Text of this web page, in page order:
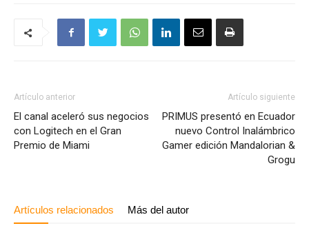
Artículo anterior
El canal aceleró sus negocios
con Logitech en el Gran
Premio de Miami
Artículo siguiente
PRIMUS presentó en Ecuador
nuevo Control Inalámbrico
Gamer edición Mandalorian &
Grogu
Artículos relacionados Más del autor